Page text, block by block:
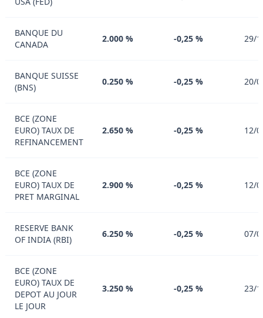
BANQUE DU
CANADA
2.000 % -0,25 % 29/
BANQUE SUISSE
(BNS)
0.250 % -0,25 % 20/
BCE (ZONE
EURO) TAUX DE
REFINANCEMENT
2.650 % -0,25 % 12/
BCE (ZONE
EURO) TAUX DE
PRET MARGINAL
2.900 % -0,25 % 12/
RESERVE BANK
OF INDIA (RBI)
6.250 % -0,25 % 07/
BCE (ZONE
EURO) TAUX DE
DEPOT AU JOUR
LE JOUR
3.250 % -0,25 % 23/